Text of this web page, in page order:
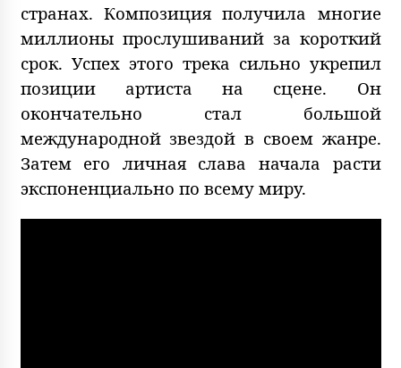
странах. Композиция получила многие
миллионы прослушиваний за короткий
срок. Успех этого трека сильно укрепил
позиции артиста на сцене. Он
окончательно стал большой
международной звездой в своем жанре.
Затем его личная слава начала расти
экспоненциально по всему миру.